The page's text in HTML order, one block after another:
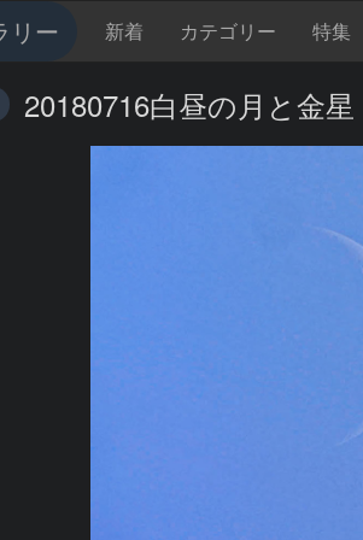
リー 新着 カテゴリー 特集
20180716白昼の月と金星